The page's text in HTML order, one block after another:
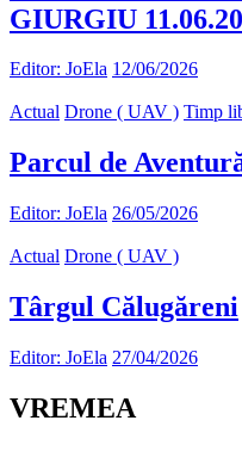
GIURGIU
Editor: JoEla 12/06/2026
Actual Drone ( UAV ) Timp
Parcul de
Editor: JoEla 26/05/2026
Actual Drone ( UAV )
Târgul Călugăreni
Editor: JoEla 27/04/2026
VREMEA